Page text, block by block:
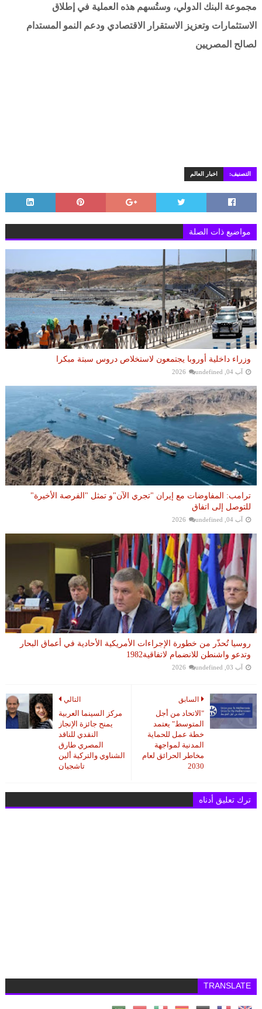
مجموعة البنك الدولي، وستُسهم هذه العملية في إطلاق
الاستثمارات وتعزيز الاستقرار الاقتصادي ودعم النمو المستدام
لصالح المصريين
التصنيف: اخبار العالم
مواضيع ذات الصلة
وزراء داخلية أوروبا يجتمعون لاستخلاص دروس سبتة مبكرا
آب 04, 2026 undefined
ترامب: المفاوضات مع إيران "تجري الآن"و تمثل "الفرصة الأخيرة"
للتوصل إلى اتفاق
آب 04, 2026 undefined
روسيا تُحذّر من خطورة الإجراءات الأمريكية الأحادية في أعماق البحار
وتدعو واشنطن للانضمام لاتفاقية1982
آب 03, 2026 undefined
التالي
مركز السينما العربية
يمنح جائزة الإنجاز
النقدي للناقد
المصري طارق
الشناوي والتركية ألين
تاشجيان
السابق
"الاتحاد من أجل
المتوسط" يعتمد
خطة عمل للحماية
المدنية لمواجهة
مخاطر الحرائق لعام
2030
ترك تعليق أدناه
TRANSLATE